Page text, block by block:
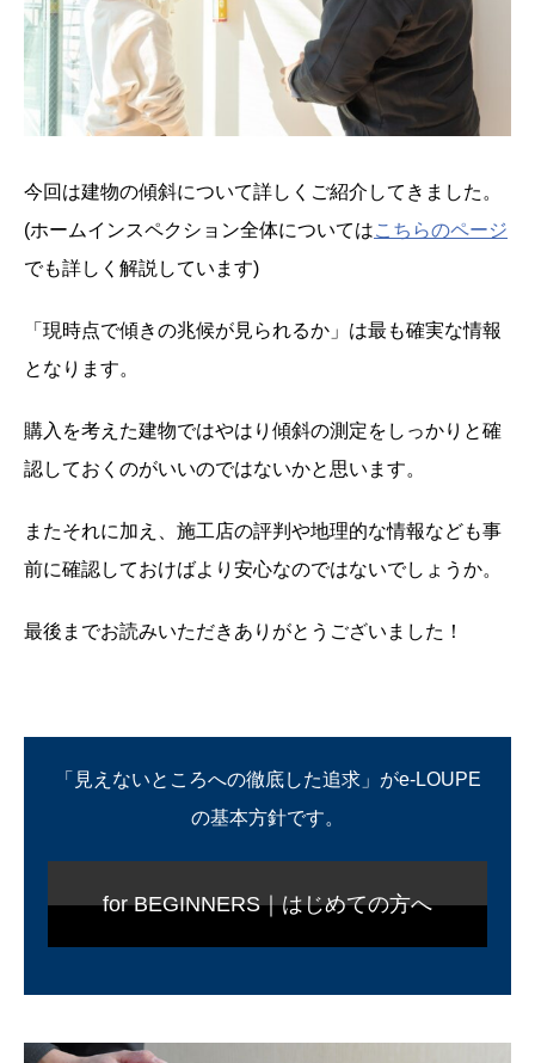
今回は建物の傾斜について詳しくご紹介してきました。
(ホームインスペクション全体についてはこちらのページ
でも詳しく解説しています)
「現時点で傾きの兆候が見られるか」は最も確実な情報
となります。
購入を考えた建物ではやはり傾斜の測定をしっかりと確
認しておくのがいいのではないかと思います。
またそれに加え、施工店の評判や地理的な情報なども事
前に確認しておけばより安心なのではないでしょうか。
最後までお読みいただきありがとうございました！
「見えないところへの徹底した追求」がe-LOUPE
の基本方針です。
for BEGINNERS｜はじめての方へ